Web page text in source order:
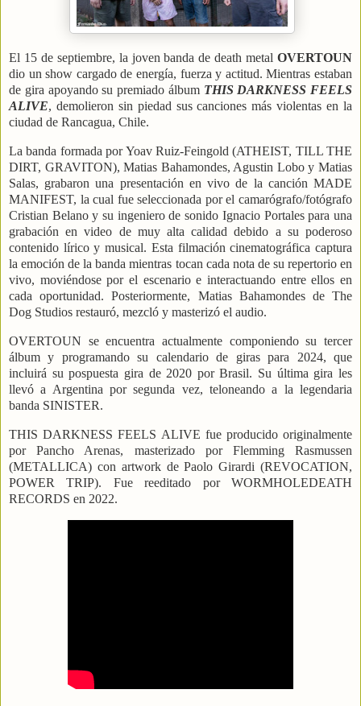
El 15 de septiembre, la joven banda de death metal OVERTOUN
dio un show cargado de energía, fuerza y actitud. Mientras estaban
de gira apoyando su premiado álbum THIS DARKNESS FEELS
ALIVE, demolieron sin piedad sus canciones más violentas en la
ciudad de Rancagua, Chile.
La banda formada por Yoav Ruiz-Feingold (ATHEIST, TILL THE
DIRT, GRAVITON), Matias Bahamondes, Agustin Lobo y Matias
Salas, grabaron una presentación en vivo de la canción MADE
MANIFEST, la cual fue seleccionada por el camarógrafo/fotógrafo
Cristian Belano y su ingeniero de sonido Ignacio Portales para una
grabación en video de muy alta calidad debido a su poderoso
contenido lírico y musical. Esta filmación cinematográfica captura
la emoción de la banda mientras tocan cada nota de su repertorio en
vivo, moviéndose por el escenario e interactuando entre ellos en
cada oportunidad. Posteriormente, Matias Bahamondes de The
Dog Studios restauró, mezcló y masterizó el audio.
OVERTOUN se encuentra actualmente componiendo su tercer
álbum y programando su calendario de giras para 2024, que
incluirá su pospuesta gira de 2020 por Brasil. Su última gira les
llevó a Argentina por segunda vez, teloneando a la legendaria
banda SINISTER.
THIS DARKNESS FEELS ALIVE fue producido originalmente
por Pancho Arenas, masterizado por Flemming Rasmussen
(METALLICA) con artwork de Paolo Girardi (REVOCATION,
POWER TRIP). Fue reeditado por WORMHOLEDEATH
RECORDS en 2022.